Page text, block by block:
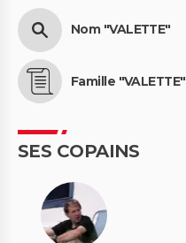
Nom "VALETTE"
Famille "VALETTE"
SES COPAINS